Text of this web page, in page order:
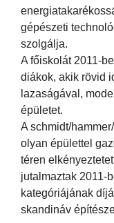
gépészeti
szolgálja.
A főiskolát 2011-
diákok, akik rövid
lazaságával,
épületet.
A schmidt/
olyan épülettel
téren
jutalmaztak 2011-
kategóriájának
skandináv